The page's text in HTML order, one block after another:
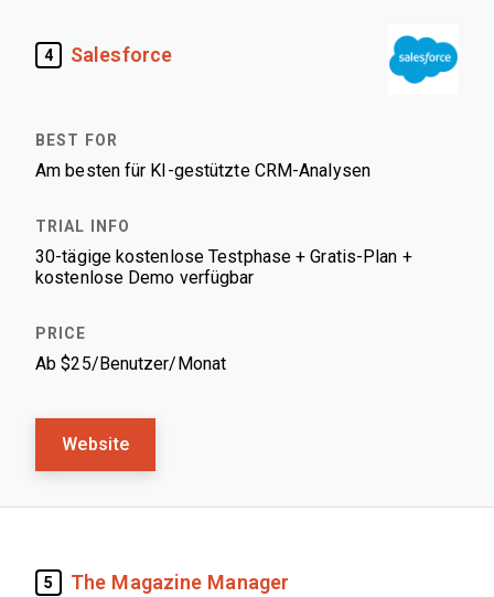
4 Salesforce
Am besten für KI-gestützte CRM-Analysen
30-tägige kostenlose Testphase + Gratis-Plan +
kostenlose Demo verfügbar
Ab $25/Benutzer/Monat
Website
5 The Magazine Manager